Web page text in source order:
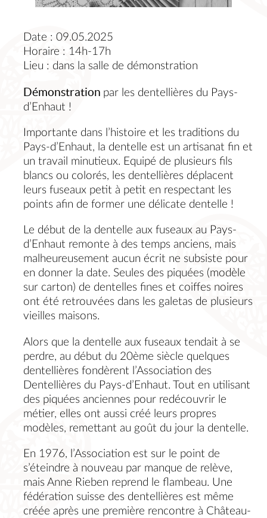
Date : 09.05.2025
Horaire : 14h-17h
Lieu : dans la salle de démonstration
Démonstration par les dentellières du Pays-
d’Enhaut !
Importante dans l’histoire et les traditions du
Pays-d’Enhaut, la dentelle est un artisanat fin et
un travail minutieux. Equipé de plusieurs fils
blancs ou colorés, les dentellières déplacent
leurs fuseaux petit à petit en respectant les
points afin de former une délicate dentelle !
Le début de la dentelle aux fuseaux au Pays-
d’Enhaut remonte à des temps anciens, mais
malheureusement aucun écrit ne subsiste pour
en donner la date. Seules des piquées (modèle
sur carton) de dentelles fines et coiffes noires
ont été retrouvées dans les galetas de plusieurs
vieilles maisons.
Alors que la dentelle aux fuseaux tendait à se
perdre, au début du 20ème siècle quelques
dentellières fondèrent l’Association des
Dentellières du Pays-d’Enhaut. Tout en utilisant
des piquées anciennes pour redécouvrir le
métier, elles ont aussi créé leurs propres
modèles, remettant au goût du jour la dentelle.
En 1976, l’Association est sur le point de
s’éteindre à nouveau par manque de relève,
mais Anne Rieben reprend le flambeau. Une
fédération suisse des dentellières est même
créée après une première rencontre à Château-